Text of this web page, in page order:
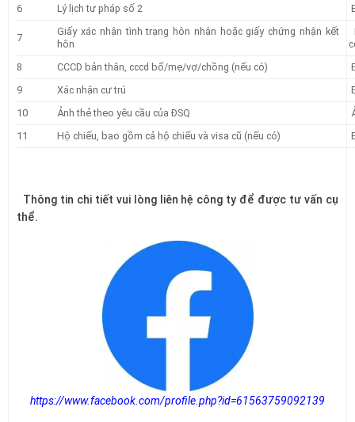
6 Lý lịch tư pháp số 2
7
Giấy xác nhận tình trạng hôn nhân hoặc giấy chứng nhận kết
hôn
8
CCCD bản thân, cccd bố/mẹ/vợ/chồng (nếu có)
9
Xác nhận cư trú
10
Ảnh thẻ theo yêu cầu của ĐSQ
11
Hộ chiếu, bao gồm cả hộ chiếu và visa cũ (nếu có)
Thông tin chi tiết vui lòng liên hệ công ty để được tư vấn cụ
thể.
https://www.facebook.com/profile.php?id=61563759092139